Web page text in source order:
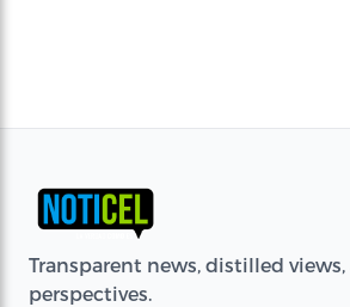
Transparent news, distilled
perspectives.